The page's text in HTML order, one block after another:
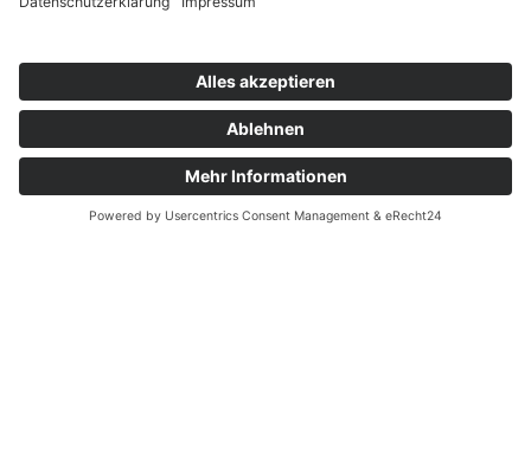
Barock
Biedermeiermöbel
Design
Empire und Klassizismus